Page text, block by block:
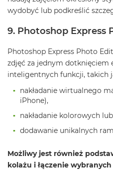
k
i
1
5
W
e
ł
u
k
l
o
r
wydobyć lub podkreślić
9. Photoshop Express
Photoshop Express Photo
zdjęć za jednym dotknięciem
inteligentnych funkcji, takich
nakładanie wirtualnego
iPhone),
nakładanie kolorowych
dodawanie unikalnych
Możliwy jest również
kolażu i łączenie